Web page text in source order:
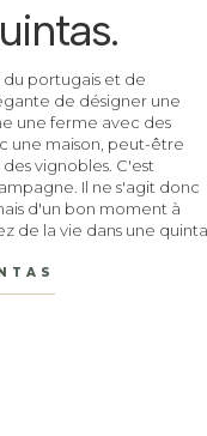
.
portugais et de
de désigner une
une ferme avec des
une maison, peut-être
vignobles. C'est
Il ne s'agit donc
d'un bon moment à
de la vie dans une